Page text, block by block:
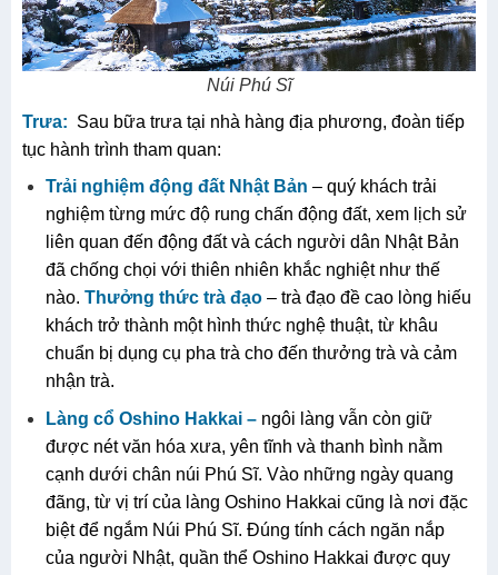
Núi Phú Sĩ
Trưa: Sau bữa trưa tại nhà hàng địa phương, đoàn tiếp
tục hành trình tham quan:
Trải nghiệm động đất Nhật Bản – quý khách trải
nghiệm từng mức độ rung chấn động đất, xem lịch sử
liên quan đến động đất và cách người dân Nhật Bản
đã chống chọi với thiên nhiên khắc nghiệt như thế
nào. Thưởng thức trà đạo– trà đạo đề cao lòng hiếu
khách trở thành một hình thức nghệ thuật, từ khâu
chuẩn bị dụng cụ pha trà cho đến thưởng trà và cảm
nhận trà.
Làng cổ Oshino Hakkai – ngôi làng vẫn còn giữ
được nét văn hóa xưa, yên tĩnh và thanh bình nằm
cạnh dưới chân núi Phú Sĩ. Vào những ngày quang
đãng, từ vị trí của làng Oshino Hakkai cũng là nơi đặc
biệt để ngắm Núi Phú Sĩ. Đúng tính cách ngăn nắp
của người Nhật, quần thể Oshino Hakkai được quy